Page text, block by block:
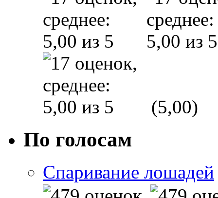
(5,00)
По голосам
Спаривание лошадей